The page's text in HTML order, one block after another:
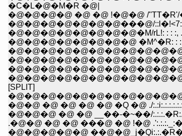
�C�L�@�M�R �@|
�@�@�@�@ �@ �@ !�@�@ /
�@�@�@�@�@�@�@���@/
�@�@�@�@�@�@�@�@�M/rL!: : :
�@�@�@�@�@�@�@�@ �M^�R: :
[SPLIT]
�@�@ �@ �@ �@ �@ �Q �@ ./
�@�@�@ �@ �@ __��-�~��/
.�@�@ �@ �@ ���@ �@ !�@
�@�@�@�@�@